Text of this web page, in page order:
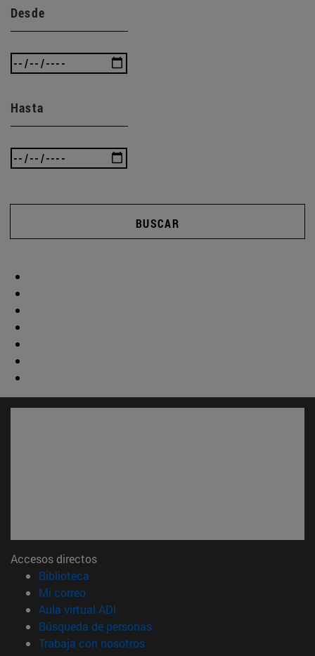
Desde
Hasta
BUSCAR
Accesos directos
Biblioteca
Mi correo(abre en nueva ventana)
Aula virtual ADI
Búsqueda de personas(abre en nueva ventana)
Trabaja con nosotros(abre en nueva ventana)